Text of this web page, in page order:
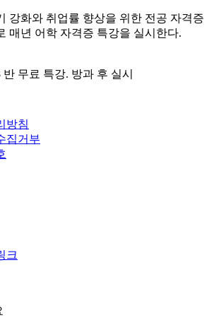
강화와 취업률 향상을 위한 전공 자격증
매년 어학 자격증 특강을 실시한다.
반 무료 특강. 방과 후 실시
방침
집거부
크